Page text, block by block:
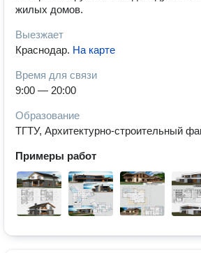
жилых домов.
Выезжает
Краснодар. На карте
Время для связи
9:00 — 20:00
Образование
ТГТУ, Архитектурно-строительный
Примеры работ